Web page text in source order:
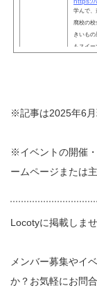
学んで、
廃校の校
きいも
もスイー
※記事は2025年6月
※イベントの開催
ームページまたは
Locotyに掲載しま
メンバー募集やイ
か？お気軽にお問